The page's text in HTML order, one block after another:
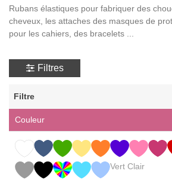
Rubans élastiques pour fabriquer des
cheveux, les attaches des masques de
pour les cahiers, des bracelets ...
Filtres
Filtre
Couleur
Vert Clair